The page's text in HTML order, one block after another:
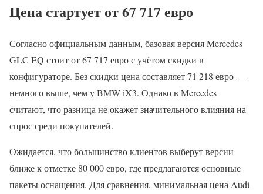
Цена стартует от 67 717 евро
Согласно официальным данным, базовая версия Mercedes
GLC EQ стоит от 67 717 евро с учётом скидки в
конфигураторе. Без скидки цена составляет 71 218 евро —
немного выше, чем у BMW iX3. Однако в Mercedes
считают, что разница не окажет значительного влияния на
спрос среди покупателей.
Ожидается, что большинство клиентов выберут версии
ближе к отметке 80 000 евро, где предлагаются основные
пакеты оснащения. Для сравнения, минимальная цена Audi